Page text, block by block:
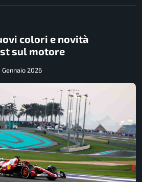
colori e novità
sul motore
Gennaio 2026